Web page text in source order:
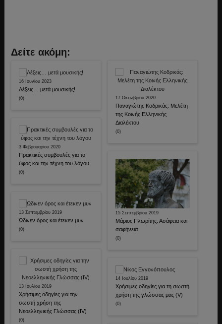
Δείτε ακόμη:
16 Ιουνίου 2023
Λέξεις… μετά μουσικής!
(0)
3 Φεβρουαρίου 2020
Πρακτικές συμβουλές για το
ύφος και την τέχνη του λόγου
(0)
13 Σεπτεμβρίου 2019
Ώδινεν όρος και έτεκεν μυν
(0)
13 Ιουλίου 2019
Χρήσιμες οδηγίες για την
σωστή χρήση της
Νεοελληνικής Γλώσσας (IV)
(0)
17 Οκτωβρίου 2020
Παναγιώτης Κοδρικάς: Μελέτη
της Κοινής Ελληνικής
Διαλέκτου
(0)
15 Σεπτεμβρίου 2019
Μάριος Πλωρίτης: Ασάφεια και
σαφήνεια
(0)
14 Ιουλίου 2019
Χρήσιμες οδηγίες για τη σωστή
χρήση της γλώσσας μας (V)
(0)